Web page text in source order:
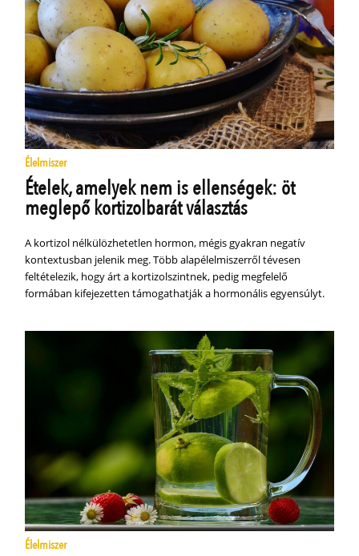
Élelmiszer
Ételek, amelyek nem is ellenségek: öt
meglepő kortizolbarát választás
A kortizol nélkülözhetetlen hormon, mégis gyakran negatív
kontextusban jelenik meg. Több alapélelmiszerről tévesen
feltételezik, hogy árt a kortizolszintnek, pedig megfelelő
formában kifejezetten támogathatják a hormonális egyensúlyt.
Élelmiszer